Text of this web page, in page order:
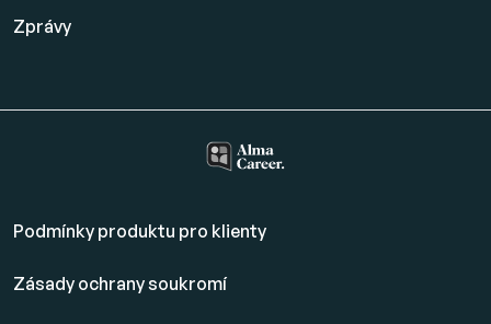
Zprávy
Podmínky produktu pro klienty
Zásady ochrany soukromí